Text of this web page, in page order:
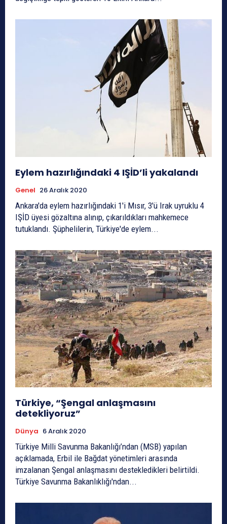
Eylem hazırlığındaki 4 IŞİD’li yakalandı
Genel 26 Aralık 2020
Ankara'da eylem hazırlığındaki 1'i Mısır, 3'ü Irak uyruklu 4
IŞİD üyesi gözaltına alınıp, çıkarıldıkları mahkemece
tutuklandı. Şüphelilerin, Türkiye'de eylem...
Türkiye, “Şengal anlaşmasını
detekliyoruz”
Dünya 6 Aralık 2020
Türkiye Milli Savunma Bakanlığı’ndan (MSB) yapılan
açıklamada, Erbil ile Bağdat yönetimleri arasında
imzalanan Şengal anlaşmasını destekledikleri belirtildi.
Türkiye Savunma Bakanlıklığı'ndan...